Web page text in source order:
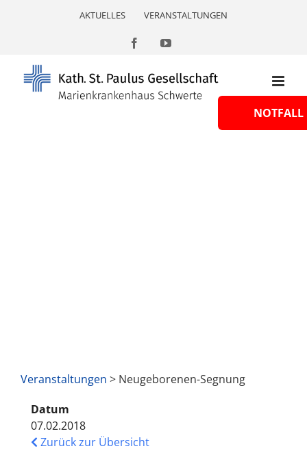
AKTUELLES VERANSTALTUNGEN
FacebookYouTube
Veranstaltungen > Neugeborenen-Segnung
Datum
07.02.2018
Zurück zur Übersicht
NOTFALL